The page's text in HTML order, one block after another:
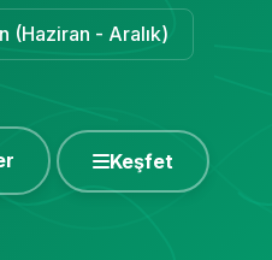
(Haziran - Aralık)
Keşfet